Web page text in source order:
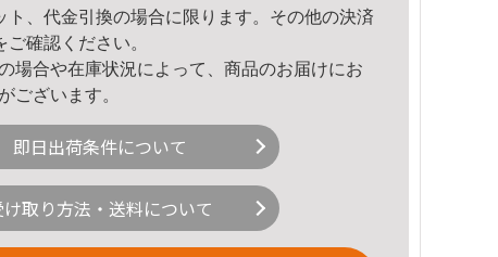
ト、代金引換の場合に限ります。その他の決済
ご確認ください。
場合や在庫状況によって、商品のお届けにお
ございます。
即日出荷条件について
け取り方法・送料について